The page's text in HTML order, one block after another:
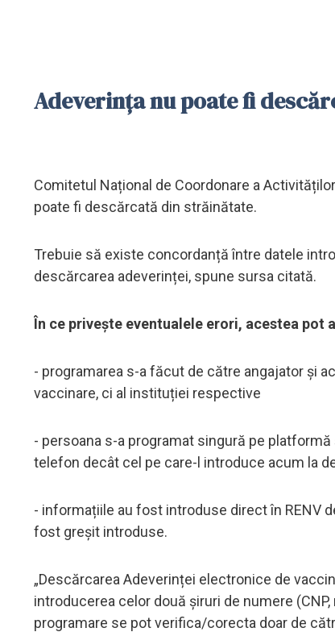
Adeverința nu poate fi
Comitetul Național de Coordonare a
poate fi descărcată din străinătate.
Trebuie să existe concordanță între datele
descărcarea adeverinței, spune sursa citată.
În ce privește eventualele erori, acestea pot
- programarea s-a făcut de către angajator și
vaccinare, ci al instituției respective
- persoana s-a programat singură pe
telefon decât cel pe care-l introduce acum la
- informațiile au fost introduse direct în RENV
fost greșit introduse.
„Descărcarea Adeverinței electronice de
introducerea celor două șiruri de numere
programare se pot verifica/corecta doar de